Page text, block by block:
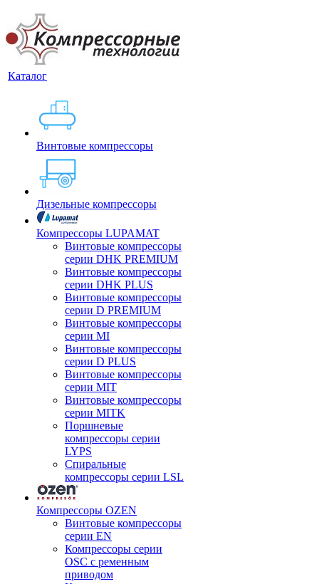
Каталог
Винтовые компрессоры
Дизельные компрессоры
Компрессоры LUPAMAT
Винтовые компрессоры
серии DHK PREMIUM
Винтовые компрессоры
серии DHK PLUS
Винтовые компрессоры
серии D PREMIUM
Винтовые компрессоры
серии MI
Винтовые компрессоры
серии D PLUS
Винтовые компрессоры
серии MIT
Винтовые компрессоры
серии MITK
Поршневые
компрессоры серии
LYPS
Спиральные
компрессоры серии LSL
Компрессоры OZEN
Винтовые компрессоры
серии EN
Компрессоры серии
OSC с ременным
приводом